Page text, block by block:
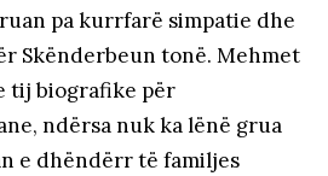
pa kurrfarë simpatie dhe
Skënderbeun tonë. Mehmet
tij biografike për
ndërsa nuk ka lënë grua
e dhëndërr të familjes